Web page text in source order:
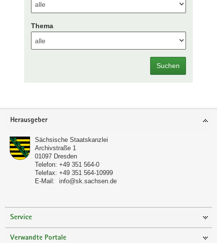
Thema
Suchen
Footer-
Herausgeber
Sächsische Staatskanzlei
Archivstraße 1
01097 Dresden
Telefon: +49 351 564-0
Telefax: +49 351 564-10999
E-Mail:
info@sk.sachsen.de
Service
Verwandte Portale